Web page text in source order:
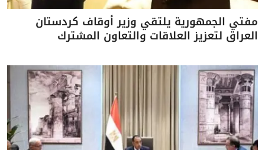
مفتي الجمهورية يلتقي وزير أوقاف كردستان
العراق لتعزيز العلاقات والتعاون المشترك